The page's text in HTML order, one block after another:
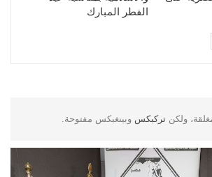
الفطر المبارك
ولكن تركبكس وبينغبكس مفتوحة.